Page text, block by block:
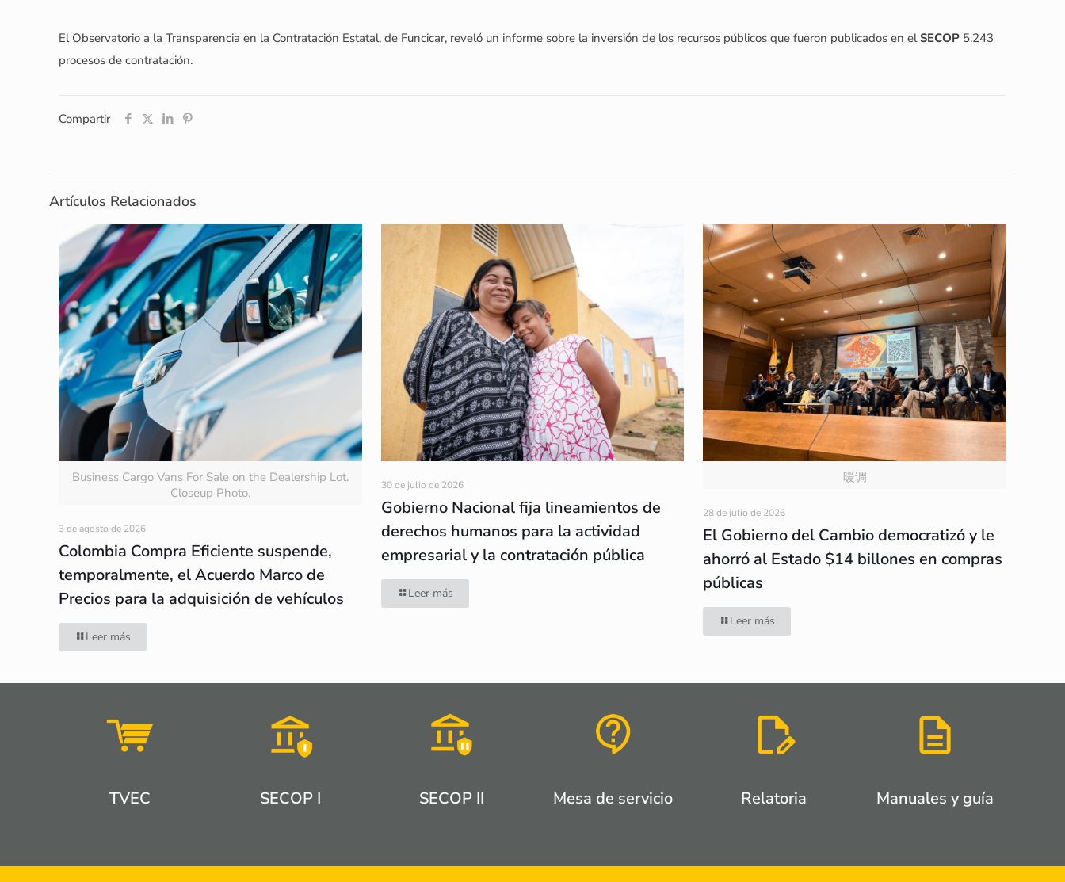
El Observatorio a la Transparencia en la Contratación Estatal, de Funcicar, reveló un informe sobre la inversión de los recursos públicos que fueron publicados en elSECOP 5.243
procesos de contratación.
Compartir
Artículos Relacionados
Business Cargo Vans For Sale on the Dealership Lot.
Closeup Photo.
3 de agosto de 2026
Colombia Compra Eficiente suspende,
temporalmente, el Acuerdo Marco de
Precios para la adquisición de vehículos
Leer más
30 de julio de 2026
Gobierno Nacional fija lineamientos de
derechos humanos para la actividad
empresarial y la contratación pública
Leer más
暖调
28 de julio de 2026
El Gobierno del Cambio democratizó y le
ahorró al Estado $14 billones en compras
públicas
Leer más
TVEC SECOP I SECOP II Mesa de servicio Relatoria Manuales y guía